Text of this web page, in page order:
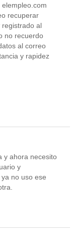
recuperar
registrado al
no recuerdo
al correo
y rapidez
y ahora necesito
y
no uso ese